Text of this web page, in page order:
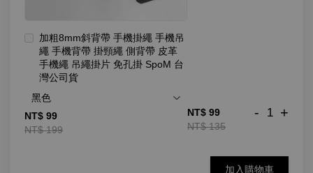
加粗8mm斜背帶 手機掛繩 手機吊
繩 手機背帶 掛頸繩 側背帶 皮革
手機繩 吊繩掛片 免孔掛 SpoM 台
灣公司貨
NT$ 99
NT$ 199
NT$ 99
NT$ 135
- +
加入購物車